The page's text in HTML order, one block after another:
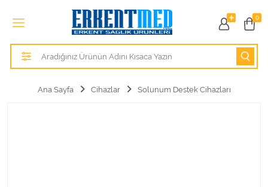
0
Tüm Kategoriler
Alezler
Ana Sayfa Cihazlar Solunum Destek Cihazları